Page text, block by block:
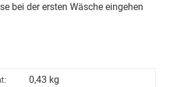
bei der ersten Wäsche eingehen
0,43 kg